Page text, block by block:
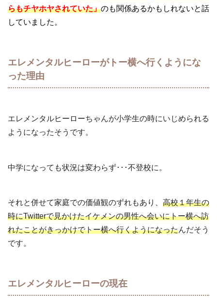
らもチヤホヤされていた」のも関係あるかもしれないと話
していました。
エレメンタルヒーローがトー横へ行くようにな
った理由
エレメンタルヒーローちゃんが小学生の時にいじめられる
ようになったそうです。
中学になっても状況は変わらず･･･不登校に。
それと併せて家庭での価値観のずれもあり、 高校１年生の
時にTwitterで見かけたイケメンの男性へ会いにトー横へ訪
れたことがきっかけでトー横へ行くようになったんだそう
です。
エレメンタルヒーローの現在